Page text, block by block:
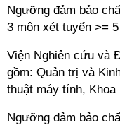
Ngưỡng đảm bảo
3 môn xét tuyển >=
Viện Nghiên cứu và
gồm: Quản trị và
thuật máy tính, Khoa
Ngưỡng đảm bảo